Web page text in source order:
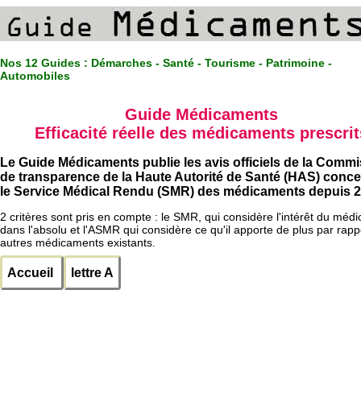
Nos 12 Guides : Démarches - Santé - Tourisme - Patrimoine -
Automobiles
Guide Médicaments
Efficacité réelle des médicaments
Le Guide Médicaments publie les avis officiels de la
de transparence de la Haute Autorité de Santé (HAS)
le Service Médical Rendu (SMR) des médicaments depuis
2 critères sont pris en compte : le SMR, qui considère l'intérêt du
dans l'absolu et l'ASMR qui considère ce qu'il apporte de plus par
autres médicaments existants.
Accueil lettre A